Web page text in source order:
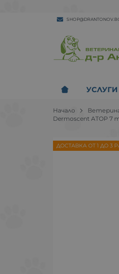
УСЛУГИ
Начало
Dermoscent ATOP 7
ДОСТАВКА ОТ 1 ДО 3